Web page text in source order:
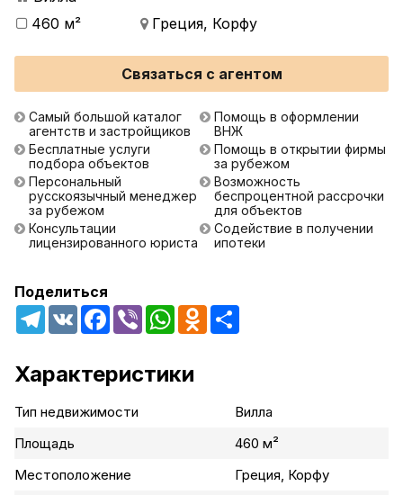
460 м²
Греция, Корфу
Связаться с агентом
Самый большой каталог
агентств и застройщиков
Бесплатные услуги
подбора объектов
Персональный
русскоязычный менеджер
за рубежом
Консультации
лицензированного юриста
Помощь в оформлении
ВНЖ
Помощь в открытии фирмы
за рубежом
Возможность
беспроцентной рассрочки
для объектов
Содействие в получении
ипотеки
Поделиться
Telegram
VK Facebook
Viber WhatsAppOdnoklassniki
Характеристики
Тип недвижимости
Вилла
Площадь
460 м²
Местоположение
Греция, Корфу